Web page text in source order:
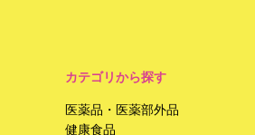
カテゴリから探す
医薬品・医薬部外品
健康食品